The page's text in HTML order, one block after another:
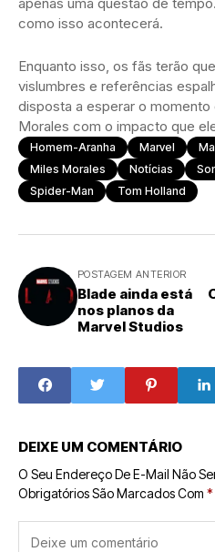
como isso acontecerá.
Enquanto isso, os fãs terão
vislumbres e referências
disposta a esperar o
Morales com o impacto que
Homem-Aranha Marvel
Miles Morales
Notícias
Spider-Man
Tom Holland
POSTAGEM ANTERIOR
Blade ainda está
nos planos da
Marvel Studios
DEIXE UM COMENTÁRIO
O Seu Endereço De E-Mail Não
Obrigatórios São Marcados Com *